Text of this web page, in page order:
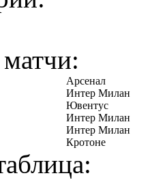
Арсенал
Интер Милан
Ювентус
Интер Милан
Интер Милан
Кротоне